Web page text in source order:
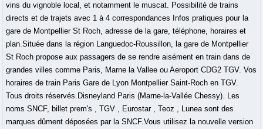
vins du vignoble local, et notamment le muscat. Possibilité de trains
directs et de trajets avec 1 à 4 correspondances Infos pratiques pour la
gare de Montpellier St Roch, adresse de la gare, téléphone, horaires et
plan.Située dans la région Languedoc-Roussillon, la gare de Montpellier
St Roch propose aux passagers de se rendre aisément en train dans de
grandes villes comme Paris, Marne la Vallee ou Aeroport CDG2 TGV. Vos
horaires de train Paris Gare de Lyon Montpellier Saint-Roch en TGV.
Tous droits réservés.Disneyland Paris (Marne-la-Vallée Chessy). Les
noms SNCF, billet prem's , TGV , Eurostar , Teoz , Lunea sont des
marques dûment déposées par la SNCF.Vous utilisez la nouvelle version